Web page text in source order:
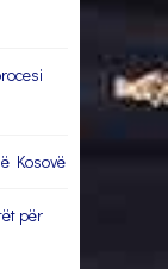
Kosovë
për